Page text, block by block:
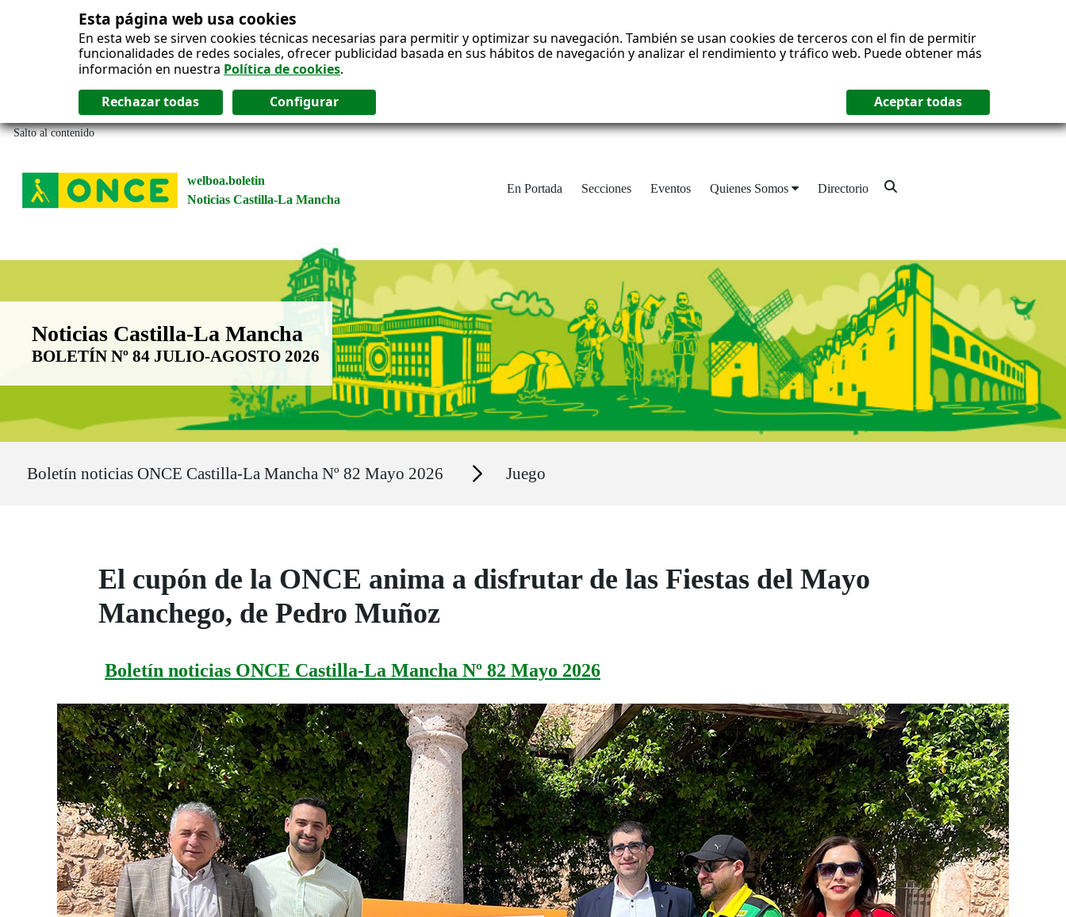
Esta página web usa cookies
En esta web se sirven cookies técnicas necesarias para permitir y optimizar su navegación. También se usan cookies de terceros con el fin de permitir
funcionalidades de redes sociales, ofrecer publicidad basada en sus hábitos de navegación y analizar el rendimiento y tráfico web. Puede obtener más
información en nuestra Política de cookies.
Salto al contenido
welboa.boletin
Noticias Castilla-La Mancha
En Portada Secciones Eventos Quienes Somos Directorio
Boletín Noticias Castilla-La Mancha
Noticias Castilla-La Mancha
BOLETÍN Nº 84 JULIO-AGOSTO 2026
Boletín noticias ONCE Castilla-La Mancha Nº 82 Mayo 2026 Secciones Juego
El cupón de la ONCE anima a disfrutar de las Fiestas del Mayo
Manchego, de Pedro Muñoz
Boletín noticias ONCE Castilla-La Mancha Nº 82 Mayo 2026